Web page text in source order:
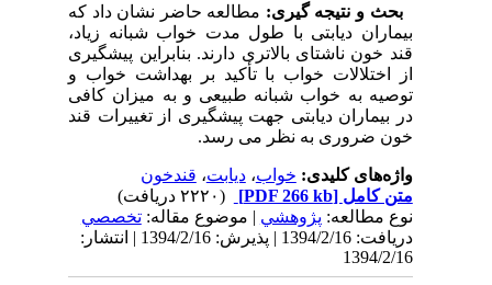
بحث و نتیجه گیری:مطالعه حاضر نشان داد که
بیماران دیابتی با طول مدت خواب شبانه زیاد،
قند خون ناشتای بالاتری دارند. بنابراین پیشگیری
از اختلالات خواب با تأکید بر بهداشت خواب و
توصیه به خواب شبانه طبیعی و به میزان کافی
در بیماران دیابتی جهت پیشگیری از تغییرات قند
خون ضروری به نظر می رسد.
واژه‌های کلیدی:خواب،دیابت،قندخون
متن کامل[PDF 266 kb]
نوع مطالعه:پژوهشي| موضوع مقاله:تخصصي
دریافت: 1394/2/16 | پذیرش: 1394/2/16 | انتشار:
1394/2/16